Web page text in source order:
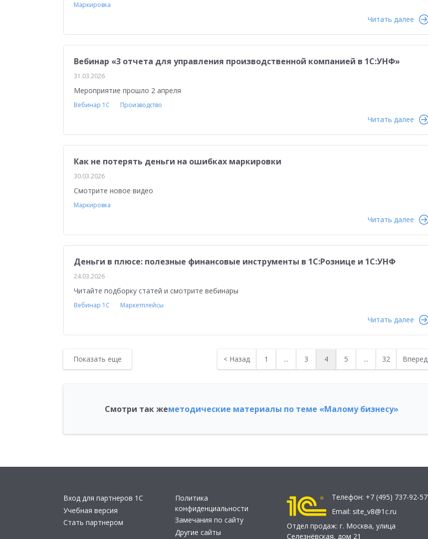
Маркировка
Читать далее
Вебинар «3 отчета для управления производственной компанией в 1С:УНФ»
31.03.2026
Мероприятие прошло 2 апреля
Вебинар 1С Производство
Читать далее
Как не потерять деньги на ошибках маркировки
30.03.2026
Смотрите новое видео
Маркировка
Читать далее
Деньги в плюсе: полезные финансовые инструменты в 1С:Рознице и 1С:УНФ
24.03.2026
Читайте подборку статей и смотрите вебинары
Вебинар 1С Маркетплейсы
Читать далее
Показать еще < Назад 1 ... 3 4 5 ... 32 Вперед
Смотри так жеметодические материалы по теме «Малому бизнесу»
Вход для партнеров 1С
Учебная версия
Стать партнером
Политика
конфиденциальности
Замечания по сайту
Другие сайты
Телефон: +7 (495) 737-92-57
Email: site_v8@1c.ru
Отдел продаж: г. Москва, улица
Селезнёвская, дом 21